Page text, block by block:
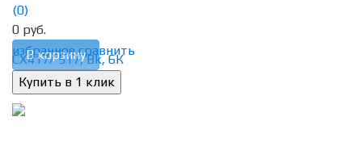
избранное сравнить
(0)
0 руб.
В корзину